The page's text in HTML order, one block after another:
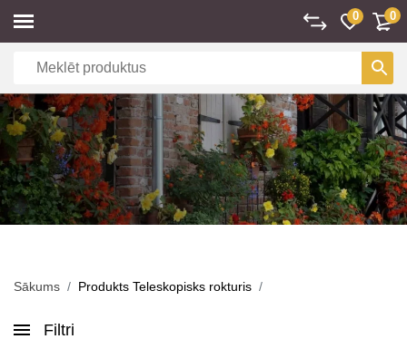
0 0
Sākums Produkts Teleskopisks rokturis
Filtri